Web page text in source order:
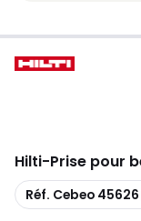
Hilti-Prise pour
Copier
Réf. Cebeo 45626